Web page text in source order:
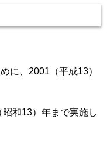
に、2001（平成13）
和13）年まで実施し